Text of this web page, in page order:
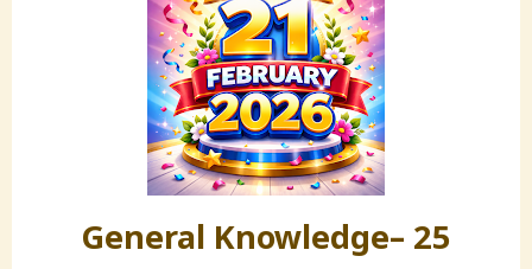
General Knowledge– 25